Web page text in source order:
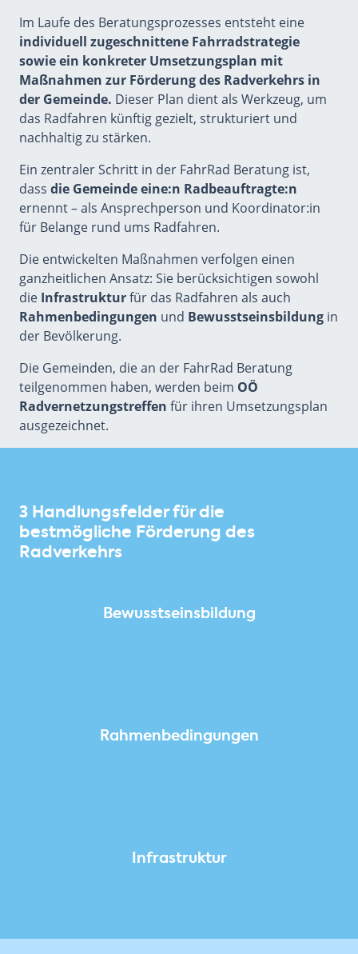
Im Laufe des Beratungsprozesses entsteht eine
individuell zugeschnittene Fahrradstrategie
sowie ein konkreter Umsetzungsplan mit
Maßnahmen zur Förderung des Radverkehrs in
der Gemeinde. Dieser Plan dient als Werkzeug, um
das Radfahren künftig gezielt, strukturiert und
nachhaltig zu stärken.
Ein zentraler Schritt in der FahrRad Beratung ist,
dass die Gemeinde eine:n Radbeauftragte:n
ernennt – als Ansprechperson und Koordinator:in
für Belange rund ums Radfahren.
Die entwickelten Maßnahmen verfolgen einen
ganzheitlichen Ansatz: Sie berücksichtigen sowohl
die Infrastrukturfür das Radfahren als auch
Rahmenbedingungen und Bewusstseinsbildung in
der Bevölkerung.
Die Gemeinden, die an der FahrRad Beratung
teilgenommen haben, werden beim OÖ
Radvernetzungstreffen für ihren Umsetzungsplan
ausgezeichnet.
3 Handlungsfelder für die
bestmögliche Förderung des
Radverkehrs
Bewusstseinsbildung
Rahmenbedingungen
Infrastruktur